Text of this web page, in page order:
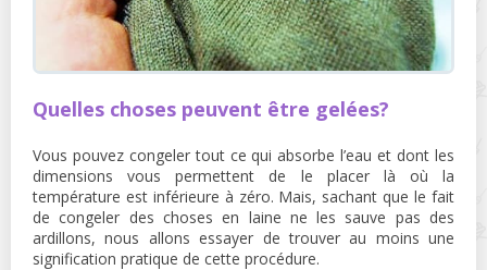
Quelles choses peuvent être gelées?
Vous pouvez congeler tout ce qui absorbe l’eau et dont les
dimensions vous permettent de le placer là où la
température est inférieure à zéro. Mais, sachant que le fait
de congeler des choses en laine ne les sauve pas des
ardillons, nous allons essayer de trouver au moins une
signification pratique de cette procédure.